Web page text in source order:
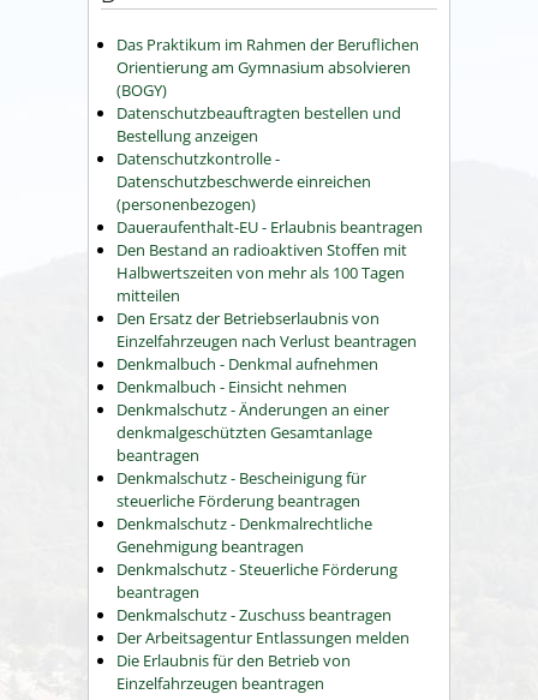
Das Praktikum im Rahmen der Beruflichen
Orientierung am Gymnasium absolvieren
(BOGY)
Datenschutzbeauftragten bestellen und
Bestellung anzeigen
Datenschutzkontrolle -
Datenschutzbeschwerde einreichen
(personenbezogen)
Daueraufenthalt-EU - Erlaubnis beantragen
Den Bestand an radioaktiven Stoffen mit
Halbwertszeiten von mehr als 100 Tagen
mitteilen
Den Ersatz der Betriebserlaubnis von
Einzelfahrzeugen nach Verlust beantragen
Denkmalbuch - Denkmal aufnehmen
Denkmalbuch - Einsicht nehmen
Denkmalschutz - Änderungen an einer
denkmalgeschützten Gesamtanlage
beantragen
Denkmalschutz - Bescheinigung für
steuerliche Förderung beantragen
Denkmalschutz - Denkmalrechtliche
Genehmigung beantragen
Denkmalschutz - Steuerliche Förderung
beantragen
Denkmalschutz - Zuschuss beantragen
Der Arbeitsagentur Entlassungen melden
Die Erlaubnis für den Betrieb von
Einzelfahrzeugen beantragen